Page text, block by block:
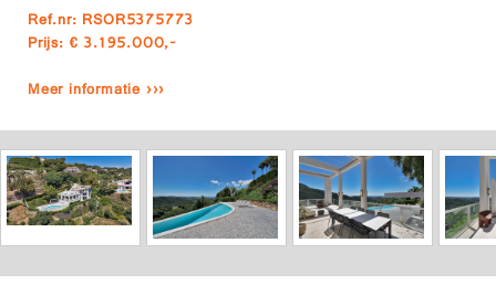
Ref.nr: RSOR5375773
Prijs: € 3.195.000,-
Meer informatie ›››